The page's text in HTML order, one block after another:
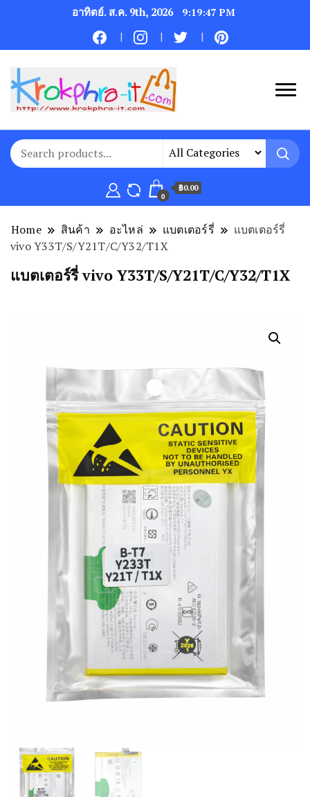
อาทิตย์. ส.ค. 9th, 2026 9:19:47 PM
0
฿0.00
Home สินค้า อะไหล่ แบตเตอร์รี่
แบตเตอร์รี่
vivo Y33T/S/Y21T/C/Y32/T1X
แบตเตอร์รี่ vivo Y33T/S/Y21T/C/Y32/T1X